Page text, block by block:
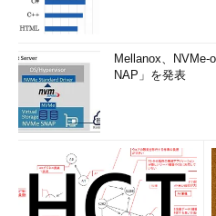
Mellanox、NVMe-
NAP」を発表